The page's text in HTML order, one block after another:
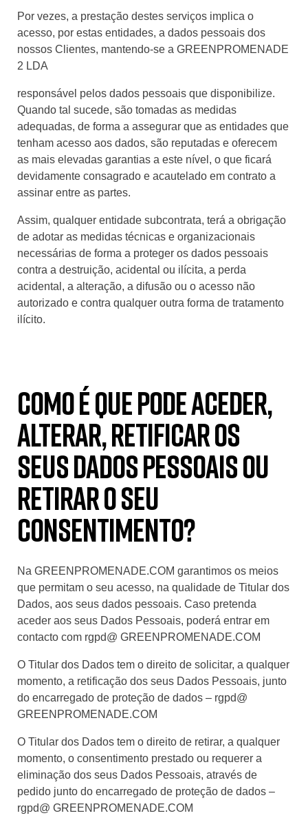
Por vezes, a prestação destes serviços implica o
acesso, por estas entidades, a dados pessoais dos
nossos Clientes, mantendo-se a GREENPROMENADE
2 LDA
responsável pelos dados pessoais que disponibilize.
Quando tal sucede, são tomadas as medidas
adequadas, de forma a assegurar que as entidades que
tenham acesso aos dados, são reputadas e oferecem
as mais elevadas garantias a este nível, o que ficará
devidamente consagrado e acautelado em contrato a
assinar entre as partes.
Assim, qualquer entidade subcontrata, terá a obrigação
de adotar as medidas técnicas e organizacionais
necessárias de forma a proteger os dados pessoais
contra a destruição, acidental ou ilícita, a perda
acidental, a alteração, a difusão ou o acesso não
autorizado e contra qualquer outra forma de tratamento
ilícito.
Como é que pode aceder,
alterar, retificar os
seus dados pessoais ou
retirar o seu
consentimento?
Na GREENPROMENADE.COM garantimos os meios
que permitam o seu acesso, na qualidade de Titular dos
Dados, aos seus dados pessoais. Caso pretenda
aceder aos seus Dados Pessoais, poderá entrar em
contacto com rgpd@ GREENPROMENADE.COM
O Titular dos Dados tem o direito de solicitar, a qualquer
momento, a retificação dos seus Dados Pessoais, junto
do encarregado de proteção de dados – rgpd@
GREENPROMENADE.COM
O Titular dos Dados tem o direito de retirar, a qualquer
momento, o consentimento prestado ou requerer a
eliminação dos seus Dados Pessoais, através de
pedido junto do encarregado de proteção de dados –
rgpd@ GREENPROMENADE.COM